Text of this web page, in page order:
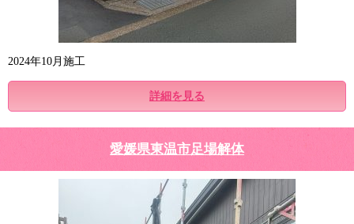
2024年10月施工
詳細を見る
愛媛県東温市足場解体